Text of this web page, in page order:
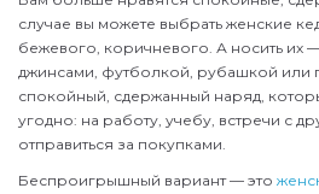
случае вы можете выбрать женские
бежевого, коричневого. А носить
джинсами, футболкой, рубашкой или
спокойный, сдержанный наряд,
угодно: на работу, учебу, встречи с
отправиться за покупками.
Беспроигрышный вариант — это